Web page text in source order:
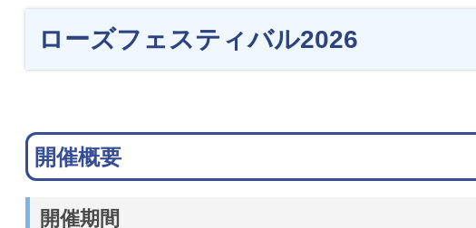
ローズフェスティバル2026
開催概要
開催期間